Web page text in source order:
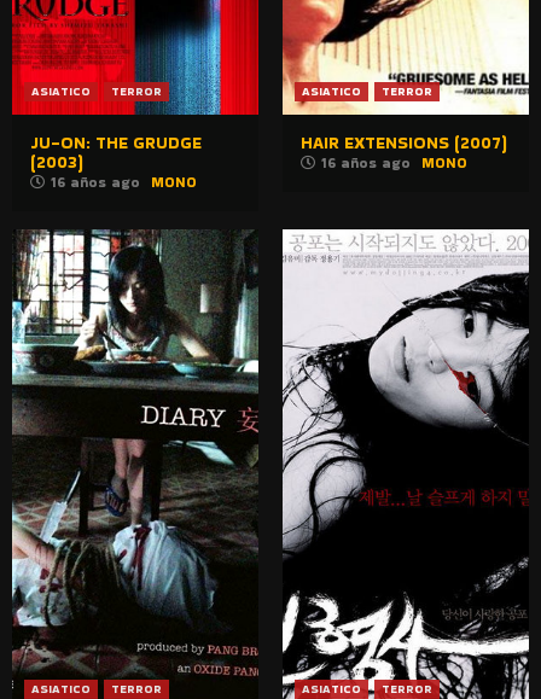
ASIATICO TERROR
JU-ON: THE GRUDGE
(2003)
16 años ago MONO
ASIATICO TERROR
HAIR EXTENSIONS (2007)
16 años ago MONO
ASIATICO TERROR ASIATICO TERROR